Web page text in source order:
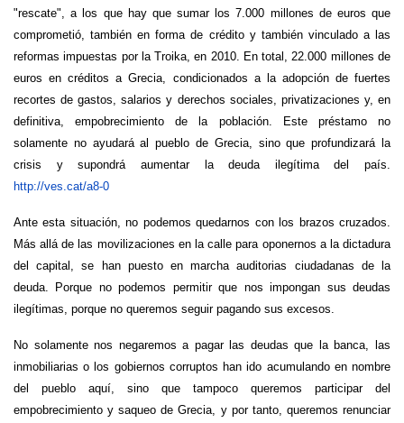
"rescate", a los que hay que sumar los 7.000 millones de euros que
comprometió, también en forma de crédito y también vinculado a las
reformas impuestas por la Troika, en 2010. En total, 22.000 millones de
euros en créditos a Grecia, condicionados a la adopción de fuertes
recortes de gastos, salarios y derechos sociales, privatizaciones y, en
definitiva, empobrecimiento de la población. Este préstamo no
solamente no ayudará al pueblo de Grecia, sino que profundizará la
crisis y supondrá aumentar la deuda ilegítima del país.
http://ves.cat/a8-0
Ante esta situación, no podemos quedarnos con los brazos cruzados.
Más allá de las movilizaciones en la calle para oponernos a la dictadura
del capital, se han puesto en marcha auditorias ciudadanas de la
deuda. Porque no podemos permitir que nos impongan sus deudas
ilegítimas, porque no queremos seguir pagando sus excesos.
No solamente nos negaremos a pagar las deudas que la banca, las
inmobiliarias o los gobiernos corruptos han ido acumulando en nombre
del pueblo aquí, sino que tampoco queremos participar del
empobrecimiento y saqueo de Grecia, y por tanto, queremos renunciar